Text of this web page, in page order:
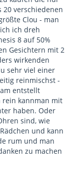
verschiedenen
Clou - man
ich dreh
8 auf 50%
Gesichtern mit 2
wirkenden
sehr viel einer
reinmischst -
entstellt
rein kannman mit
haben. Oder
sind, wie
und kann
rum und man
zu machen